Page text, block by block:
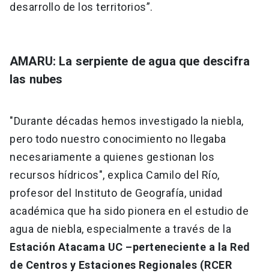
desarrollo de los territorios”.
AMARU: La serpiente de agua que descifra
las nubes
"Durante décadas hemos investigado la niebla,
pero todo nuestro conocimiento no llegaba
necesariamente a quienes gestionan los
recursos hídricos", explica Camilo del Río,
profesor del Instituto de Geografía, unidad
académica que ha sido pionera en el estudio de
agua de niebla, especialmente a través de la
Estación Atacama UC –perteneciente a la Red
de Centros y Estaciones Regionales (RCER